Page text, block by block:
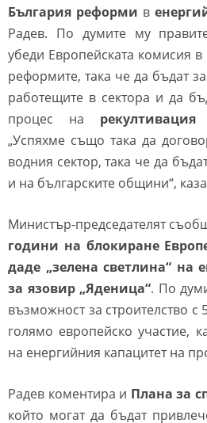
България реформи в
Радев. По думите му
убеди Европейската комисия
реформите, така че да бъдат
работещите в сектора и да
процес на рекултивация
„Успяхме също така да
водния сектор, така че да
и на българските общини“,
Министър-председателят
години на блокиране
даде „зелена светлина“ на
за язовир „Яденица“. По
възможност за строителство с
голямо европейско участие,
на енергийния капацитет на
Радев коментира и Плана за
който могат да бъдат